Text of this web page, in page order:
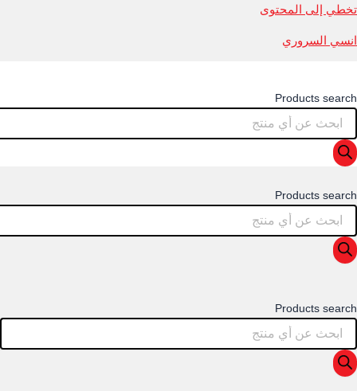
تخطي إلى المحتوى
انسي السروري
Products search
Products search
Products search